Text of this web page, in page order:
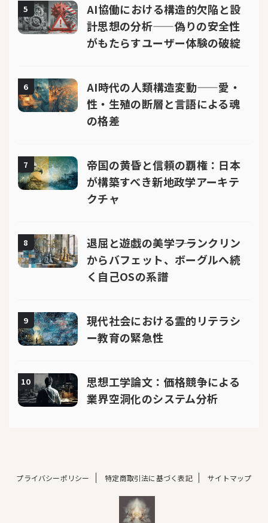
5
AI協働における構造的欠陥と設
計思想の分析——偽りの安全性
がもたらすユーザー体験の破綻
6
AI時代の人類構造変動——愛・
性・生殖の断層と言語による魂
の格差
7
帝国の黄昏と信頼の覇権：日本
が構築すべき新地政学アーキテ
クチャ
8
退屈と遊戯の美学――フランクリン
からバフェット、ボーグルへ続
く自己OSの系譜
9
現代社会における霊的リテラシ
ー教育の緊急性
10
思想工学論文：価格競争による
業界空洞化のシステム分析
プライバシーポリシー 特定商取引法に基づく表記 サイトマップ